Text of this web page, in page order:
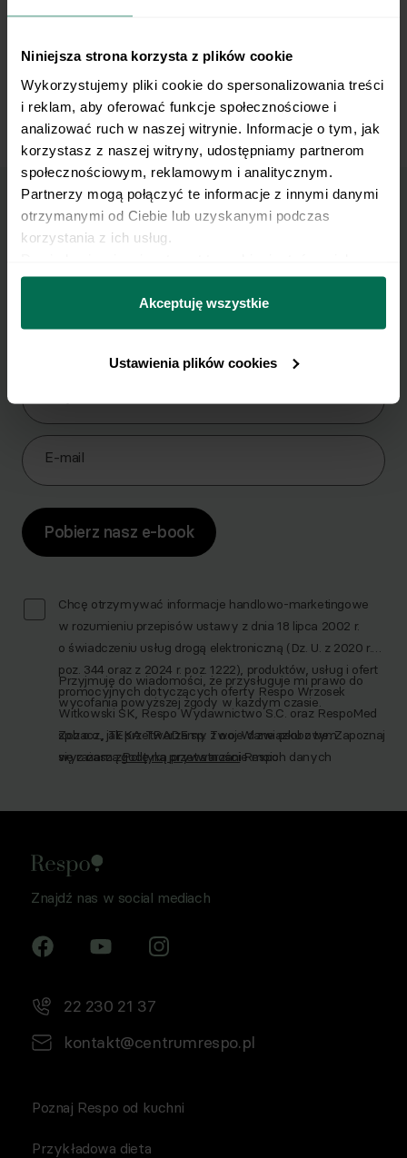
Niniejsza strona korzysta z plików cookie
Wykorzystujemy pliki cookie do spersonalizowania treści
i reklam, aby oferować funkcje społecznościowe i
analizować ruch w naszej witrynie. Informacje o tym, jak
korzystasz z naszej witryny, udostępniamy partnerom
społecznościowym, reklamowym i analitycznym.
Partnerzy mogą połączyć te informacje z innymi danymi
otrzymanymi od Ciebie lub uzyskanymi podczas
korzystania z ich usług.
można się z nami skontaktować i w jaki sposób
przetwarzamy dane osobowe w ramach
prywatności.
Akceptuję wszystkie
Ustawienia plików cookies
Hamstring Curl on Exercise Ball
Marzy Ci się osiągnięcie
płaskiego brzucha?
Pobierz zestaw 10 najskuteczniejszych ćwiczeń na
brzuch.
Zapisz się do Newslettera
E-mail
Pobierz nasz e-book
Chcę otrzymywać informacje handlowo-marketingowe
w rozumieniu przepisów ustawy z dnia 18 lipca 2002 r.
o świadczeniu usług drogą elektroniczną (Dz. U. z 2020 r.
poz. 344 oraz z 2024 r. poz. 1222), produktów, usług i ofert
promocyjnych dotyczących oferty Respo Wrzosek
Witkowski SK, Respo Wydawnictwo S.C. oraz RespoMed
sp.z o.o., TEKA TRADE sp. z o.o. W związku z tym
wyrażam zgodę na przetwarzanie moich danych
ustawy Prawo komunikacji elektronicznej z dnia 12 lipca
Współadministratorów (Respo Wrzosek Witkowski SK,
Przyjmuję do wiadomości, że przysługuje mi prawo do
wycofania powyższej zgody w każdym czasie.
Zobacz, jak przetwarzamy Twoje dane osobowe. Zapoznaj
się z nasząPolityką prywatnościRespo
Znajdź nas w social mediach
22 230 21 37
kontakt@centrumrespo.pl
Poznaj Respo od kuchni
Przykładowa dieta